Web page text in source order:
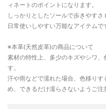
ィネートのポイントになります。
しっかりとしたソールで歩きやすさ
日常使いしやすい万能なアイテムで
※本革(天然皮革)の商品について
素材の特性上、多少のキズやシワ
す。
汗や雨などで濡れた場合、色移り
め、できるだけ濡らさないようご注